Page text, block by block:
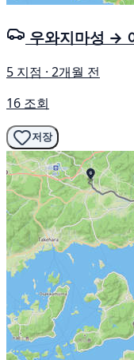
우와지마성 →
5 지점 · 2개월 전
16 조회
저장